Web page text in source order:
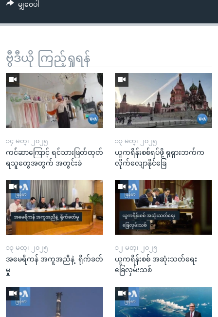
မျှဝေပါ
ဗွီဒီယို ကြည့်ရှုရန်
၁၄ မတ္၊ ၂၀၂၅
ကင်ဆာကြောင့် ရင်သားဖြတ်ထုတ်
ရသူတွေအတွက် အတွင်းခံ
၁၃ မတ္၊ ၂၀၂၅
ယူကရိန်းစစ်ရပ်ဖို့ ရုရှားဘက်က
လိုက်လျောနိုင်ခြေ
၁၃ မတ္၊ ၂၀၂၅
အမေရိကန် အကူအညီနဲ့ ရိုက်ခတ်
မှု
၁၂ မတ္၊ ၂၀၂၅
ယူကရိန်းစစ် အဆုံးသတ်ရေး
ခြေလှမ်းသစ်